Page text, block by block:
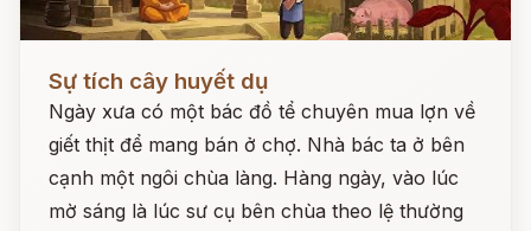
Sự tích cây huyết dụ
Ngày xưa có một bác đồ tể chuyên mua lợn về
giết thịt để mang bán ở chợ. Nhà bác ta ở bên
cạnh một ngôi chùa làng. Hàng ngày, vào lúc
mờ sáng là lúc sư cụ bên chùa theo lệ thường